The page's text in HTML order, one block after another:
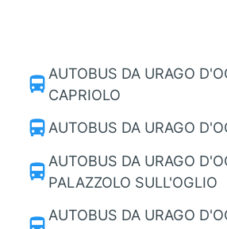
directions_bus AUTOBUS DA URAGO
CAPRIOLO
directions_bus AUTOBUS DA URAGO
directions_bus AUTOBUS DA URAGO
PALAZZOLO SULL'OGLIO
AUTOBUS DA URAGO